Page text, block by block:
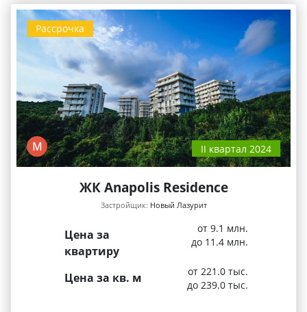
Рассрочка
М II квартал 2024
ЖК Anapolis Residence
Застройщик: Новый Лазурит
Цена за
квартиру
от 9.1 млн.
до 11.4 млн.
Цена за кв. м
от 221.0 тыс.
до 239.0 тыс.